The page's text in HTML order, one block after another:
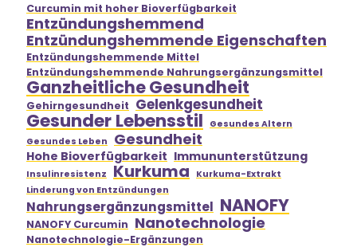
Curcumin mit hoher Bioverfügbarkeit
Entzündungshemmend
Entzündungshemmende Eigenschaften
Entzündungshemmende Mittel
Entzündungshemmende Nahrungsergänzungsmittel
Ganzheitliche Gesundheit
Gehirngesundheit Gelenkgesundheit
Gesunder Lebensstil
Gesundes Altern
Gesundes Leben
Gesundheit
Hohe Bioverfügbarkeit Immununterstützung
Insulinresistenz Kurkuma
Kurkuma-Extrakt
Linderung von Entzündungen
Nahrungsergänzungsmittel NANOFY
NANOFY Curcumin Nanotechnologie
Nanotechnologie-Ergänzungen